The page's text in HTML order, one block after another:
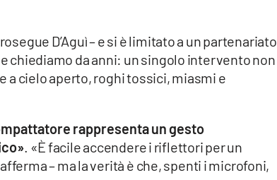
D’Aguì – e si è limitato a un partenariato
chiediamo da anni: un singolo intervento non
a cielo aperto, roghi tossici, miasmi e
rappresenta un gesto
. «È facile accendere i riflettori per un
– ma la verità è che, spenti i microfoni,